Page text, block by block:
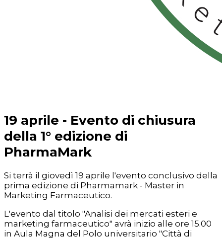
19 aprile - Evento di chiusura
della 1° edizione di
PharmaMark
Si terrà il giovedì 19 aprile l'evento conclusivo della
prima edizione di Pharmamark - Master in
Marketing Farmaceutico.
L'evento dal titolo "Analisi dei mercati esteri e
marketing farmaceutico" avrà inizio alle ore 15.00
in Aula Magna del Polo universitario "Città di